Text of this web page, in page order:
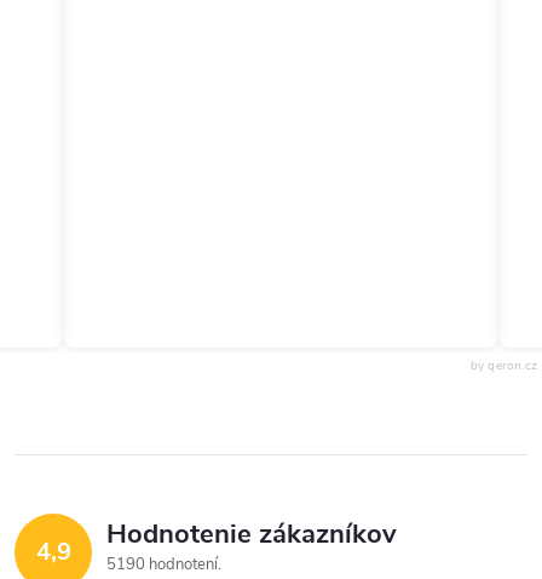
by qeron.cz
4,9 Hodnotenie zákazníkov
5190 hodnotení